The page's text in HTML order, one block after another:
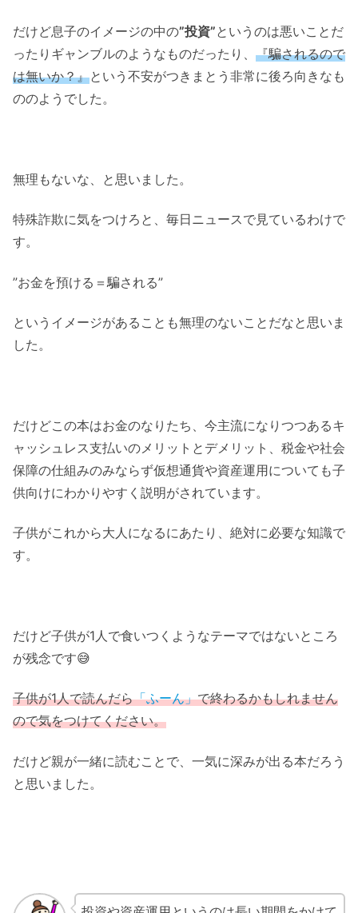
だけど息子のイメージの中の”投資”というのは悪いことだ
ったりギャンブルのようなものだったり、 『騙されるので
は無いか？』という不安がつきまとう非常に後ろ向きなも
ののようでした。
無理もないな、と思いました。
特殊詐欺に気をつけろと、毎日ニュースで見ているわけで
す。
”お金を預ける＝騙される”
というイメージがあることも無理のないことだなと思いま
した。
だけどこの本はお金のなりたち、今主流になりつつあるキ
ャッシュレス支払いのメリットとデメリット、税金や社会
保障の仕組みのみならず仮想通貨や資産運用についても子
供向けにわかりやすく説明がされています。
子供がこれから大人になるにあたり、絶対に必要な知識で
す。
だけど子供が1人で食いつくようなテーマではないところ
が残念です😅
子供が1人で読んだら「ふーん」で終わるかもしれません
ので気をつけてください。
だけど親が一緒に読むことで、一気に深みが出る本だろう
と思いました。